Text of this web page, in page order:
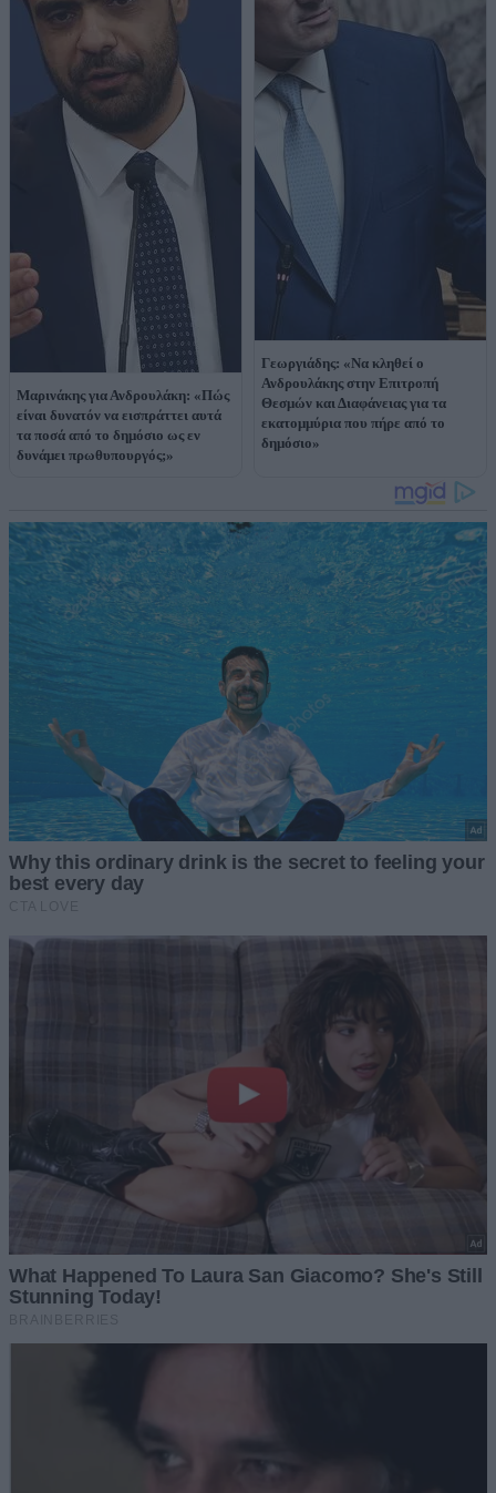
Μαρινάκης για Ανδρουλάκη: «Πώς
είναι δυνατόν να εισπράττει αυτά
τα ποσά από το δημόσιο ως εν
δυνάμει πρωθυπουργός;»
Γεωργιάδης: «Να κληθεί ο
Ανδρουλάκης στην Επιτροπή
Θεσμών και Διαφάνειας για τα
εκατομμύρια που πήρε από το
δημόσιο»